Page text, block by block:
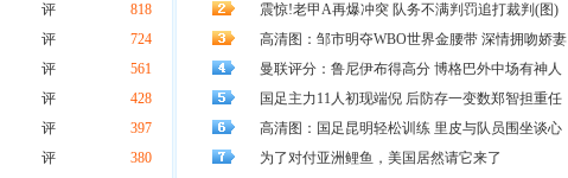
评
818
评
724
评
561
评
428
评
397
评
380
震惊!老甲A再爆冲突 队务不满判罚追打裁判(图)
高清图：邹市明夺WBO世界金腰带 深情拥吻娇妻
曼联评分：鲁尼伊布得高分 博格巴外中场有神人
国足主力11人初现端倪 后防存一变数郑智担重任
高清图：国足昆明轻松训练 里皮与队员围坐谈心
为了对付亚洲鲤鱼，美国居然请它来了